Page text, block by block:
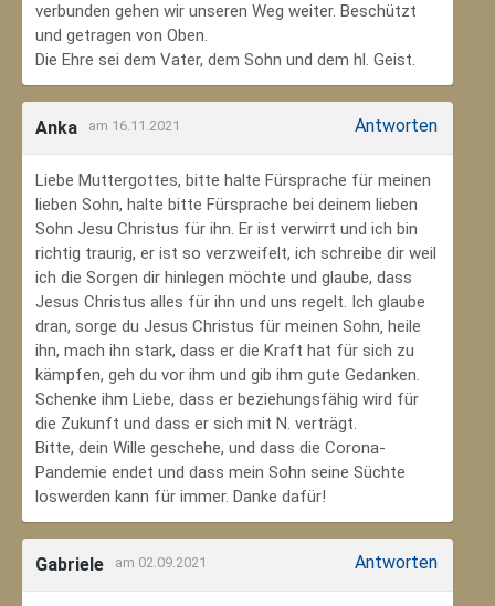
verbunden gehen wir unseren Weg weiter. Beschützt
und getragen von Oben.
Die Ehre sei dem Vater, dem Sohn und dem hl. Geist.
Anka am 16.11.2021 Antworten
Liebe Muttergottes, bitte halte Fürsprache für meinen
lieben Sohn, halte bitte Fürsprache bei deinem lieben
Sohn Jesu Christus für ihn. Er ist verwirrt und ich bin
richtig traurig, er ist so verzweifelt, ich schreibe dir weil
ich die Sorgen dir hinlegen möchte und glaube, dass
Jesus Christus alles für ihn und uns regelt. Ich glaube
dran, sorge du Jesus Christus für meinen Sohn‚ heile
ihn, mach ihn stark, dass er die Kraft hat für sich zu
kämpfen, geh du vor ihm und gib ihm gute Gedanken.
Schenke ihm Liebe, dass er beziehungsfähig wird für
die Zukunft und dass er sich mit N. verträgt.
Bitte, dein Wille geschehe, und dass die Corona-
Pandemie endet und dass mein Sohn seine Süchte
loswerden kann für immer. Danke dafür!
Gabriele am 02.09.2021 Antworten